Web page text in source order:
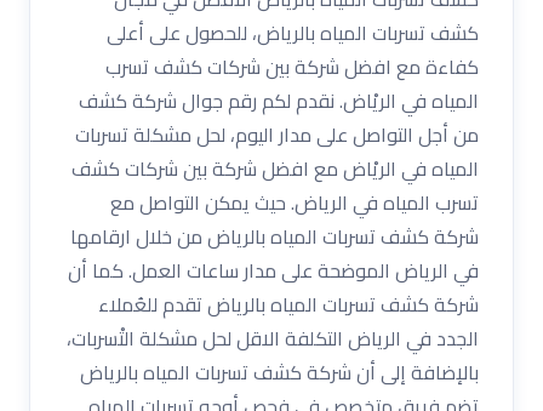
كشف تسربات المياه بالرياض، للحصول على أعلى
كفاءة مع افضل شركة بين شركات كشف تسرب
المياه في الريْاض. نقدم لكم رقم جوال شركة كشف
من أجل التواصل على مدار اليوم، لحل مشكلة تسربات
المياه في الريْاض مع افضل شركة بين شركات كشف
تسرب المياه في الرياض. حيث يمكن التواصل مع
شركة كشف تسربات المياه بالرياض من خلال ارقامها
في الرياض الموضحة على مدار ساعات العمل. كما أن
شركة كشف تسربات المياه بالرياض تقدم للعُملاء
الجدد في الرياض التكلفة الاقل لحل مشكلة التْسربات،
بالإضافة إلى أن شركة كشف تسربات المياه بالرياض